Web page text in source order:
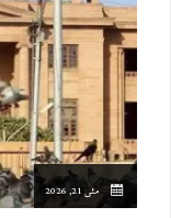
مئی 21, 2026